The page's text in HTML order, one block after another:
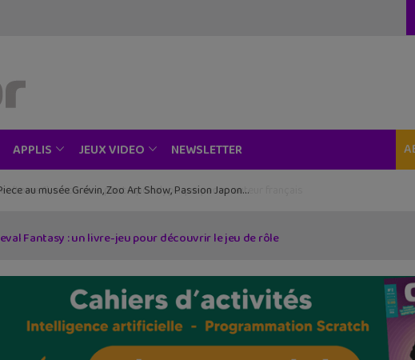
APPLIS JEUX VIDEO NEWSLETTER
au musée Grévin, Zoo Art Show, Passion Japon…
Fantasy : un livre-jeu pour découvrir le jeu de rôle